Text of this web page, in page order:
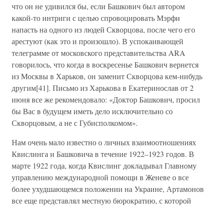
что он не удивился бы, если Башкович был автором
какой-то интриги с целью спровоцировать Мэрфи
напасть на одного из людей Скворцова, после чего его
арестуют (как это и произошло). В успокаивающей
телеграмме от московского представительства ARA
говорилось, что когда в воскресенье Башкович вернется
из Москвы в Харьков, он заменит Скворцова кем-нибудь
другим[41]. Письмо из Харькова в Екатеринослав от 2
июня все же рекомендовало: «Доктор Башкович, просил
бы Вас в будущем иметь дело исключительно со
Скворцовым, а не с Губисполкомом».
Нам очень мало известно о личных взаимоотношениях
Квислинга и Башковича в течение 1922–1923 годов. В
марте 1922 года, когда Квислинг докладывал Главному
управлению международной помощи в Женеве о все
более ухудшающемся положении на Украине, Артамонов
все еще представлял местную бюрократию, с которой